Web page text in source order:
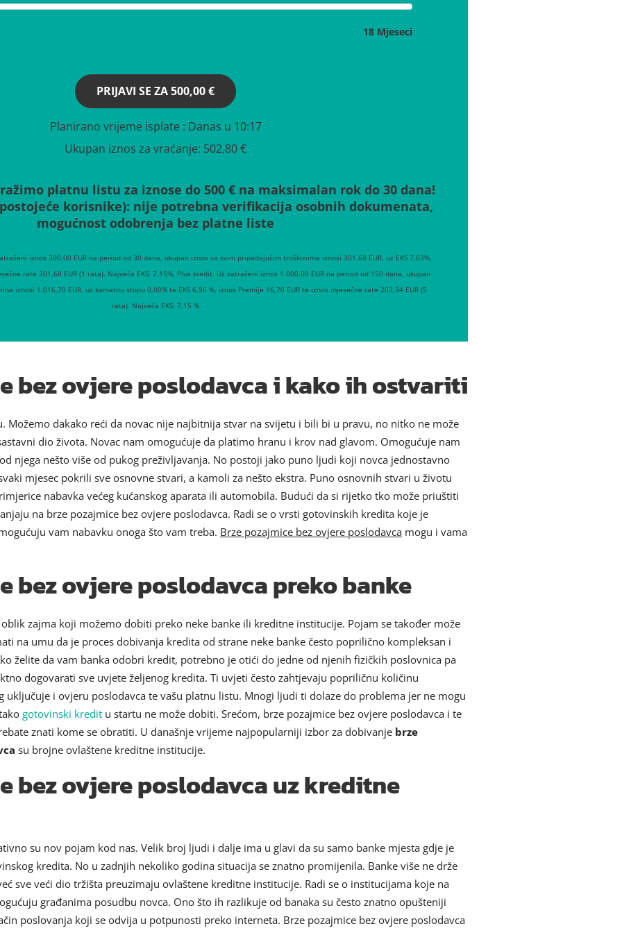
18 Mjeseci
PRIJAVI SE ZA500,00 €
Planirano vrijeme isplate : Danas u 10:17
Ukupan iznos za vraćanje: 502,80 €
platnu listu za iznose do 500 € na maksimalan rok do 30 dana!
korisnike): nije potrebna verifikacija osobnih dokumenata,
mogućnost odobrenja bez platne liste
iznos 300,00 EUR na period od 30 dana, ukupan iznos sa svim pripadajućim troškovima iznosi 301,68 EUR, uz EKS 7,03%,
rate 301,68 EUR (1 rata). Najveća EKS: 7,15%, Plus kredit: Uz zatraženi iznos 1.000,00 EUR na period od 150 dana, ukupan
iznosi 1.016,70 EUR, uz kamatnu stopu 0,00% te EKS 6,96 %, iznos Premije 16,70 EUR te iznos mjesečne rate 203,34 EUR (5
rata). Najveća EKS: 7,15 %
bez ovjere poslodavca i kako ih ostvariti
Možemo dakako reći da novac nije najbitnija stvar na svijetu i bili bi u pravu, no nitko ne može
dio života. Novac nam omogućuje da platimo hranu i krov nad glavom. Omogućuje nam
njega nešto više od pukog preživljavanja. No postoji jako puno ljudi koji novca jednostavno
mjesec pokrili sve osnovne stvari, a kamoli za nešto ekstra. Puno osnovnih stvari u životu
nabavka većeg kućanskog aparata ili automobila. Budući da si rijetko tko može priuštiti
na brze pozajmice bez ovjere poslodavca. Radi se o vrsti gotovinskih kredita koje je
vam nabavku onoga što vam treba. Brze pozajmice bez ovjere poslodavca mogu i vama
bez ovjere poslodavca preko banke
zajma koji možemo dobiti preko neke banke ili kreditne institucije. Pojam se također može
na umu da je proces dobivanja kredita od strane neke banke često poprilično kompleksan i
želite da vam banka odobri kredit, potrebno je otići do jedne od njenih fizičkih poslovnica pa
dogovarati sve uvjete željenog kredita. Ti uvjeti često zahtjevaju popriličnu količinu
uključuje i ovjeru poslodavca te vašu platnu listu. Mnogi ljudi ti dolaze do problema jer ne mogu
gotovinski kredit u startu ne može dobiti. Srećom, brze pozajmice bez ovjere poslodavca i te
znati kome se obratiti. U današnje vrijeme najpopularniji izbor za dobivanje brze
su brojne ovlaštene kreditne institucije.
bez ovjere poslodavca uz kreditne
su nov pojam kod nas. Velik broj ljudi i dalje ima u glavi da su samo banke mjesta gdje je
kredita. No u zadnjih nekoliko godina situacija se znatno promijenila. Banke više ne drže
sve veći dio tržišta preuzimaju ovlaštene kreditne institucije. Radi se o institucijama koje na
građanima posudbu novca. Ono što ih razlikuje od banaka su često znatno opušteniji
poslovanja koji se odvija u potpunosti preko interneta. Brze pozajmice bez ovjere poslodavca